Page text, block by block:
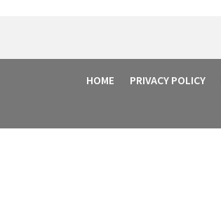
HOME PRIVACY POLICY